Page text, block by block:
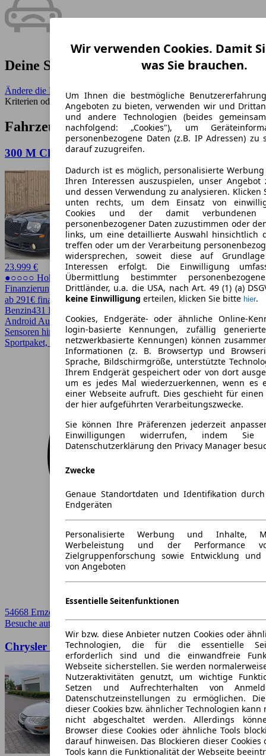
Deine Suche ergab keine Treffer.
Ändere die Filter - Benutze einen größeren Umkreis, weniger
Kriterien oder entferne seltene Merkmale.
Fahrzeuge ähnlich zur Suche:
300 M Chrysler 300 SRT SRT
23.999 €
●○○○○ Hoher Preis
Finanzierung möglich
ab 291€ finanzieren ↗
Benzin431 PS (317 kW)
Android Auto, Apple CarPlay, CarPlay, Einparkhilfe, Einparkhilfe
Sensoren hinten, Elektrische Sitze, Schiebedach, Sitzheizung,
Sportpaket, Sportsitze, Xenonscheinwerfer
54668 Ernzen
Besuche autoscout24.de➚
Chrysler 300 M 3.5 TÜV (HU) 09/2025
Wir verwenden Cookies. Damit
was Sie brauchen.
Um Ihnen die bestmögliche
Angeboten zu bieten, verwenden wir und
und andere Technologien (beides
nachfolgend: „Cookies"), um
personenbezogene Daten (z.B. IP Adressen) zu
darauf zuzugreifen.
Dadurch ist es möglich, personalisierte
Ihren Interessen auszuspielen, unser Angebot
und dessen Verwendung zu analysieren. Klicken
unten rechts, um dem Einsatz von
Cookies und der damit verbundenen
personenbezogener Daten zuzustimmen oder
links, um eine detaillierte Auswahl hinsichtlich
treffen oder um der Verarbeitung
widersprechen, soweit diese auf
Interessen erfolgt. Die Einwilligung
Übermittlung bestimmter
Drittländer, u.a. die USA, nach Art. 49 (1) (a)
keine Einwilligung erteilen, klicken Sie bitte hier.
Cookies, Endgeräte- oder ähnliche Online-
login-basierte Kennungen, zufällig
netzwerkbasierte Kennungen) können
Informationen (z. B. Browsertyp und
Sprache, Bildschirmgröße, unterstützte
Ihrem Endgerät gespeichert oder von dort
um es jedes Mal wiederzuerkennen, wenn es
einer Webseite aufruft. Dies geschieht für
der hier aufgeführten Verarbeitungszwecke.
Sie können Ihre Präferenzen jederzeit
Einwilligungen widerrufen, indem
Datenschutzerklärung den Privacy Manager
Zwecke
Genaue Standortdaten und Identifikation
Endgeräten
Personalisierte Werbung und Inhalte,
Werbeleistung und der Performance
Zielgruppenforschung sowie Entwicklung und
von Angeboten
Essentielle Seitenfunktionen
Wir bzw. diese Anbieter nutzen Cookies oder
Technologien, die für die essentielle
erforderlich sind und die einwandfreie
Webseite sicherstellen. Sie werden
Nutzeraktivitäten genutzt, um wichtige
Setzen und Aufrechterhalten von
Datenschutzeinstellungen zu ermöglichen.
dieser Cookies bzw. ähnlicher Technologien kann
nicht abgeschaltet werden. Allerdings
Browser diese Cookies oder ähnliche Tools
darauf hinweisen. Das Blockieren dieser
Tools kann die Funktionalität der Webseite